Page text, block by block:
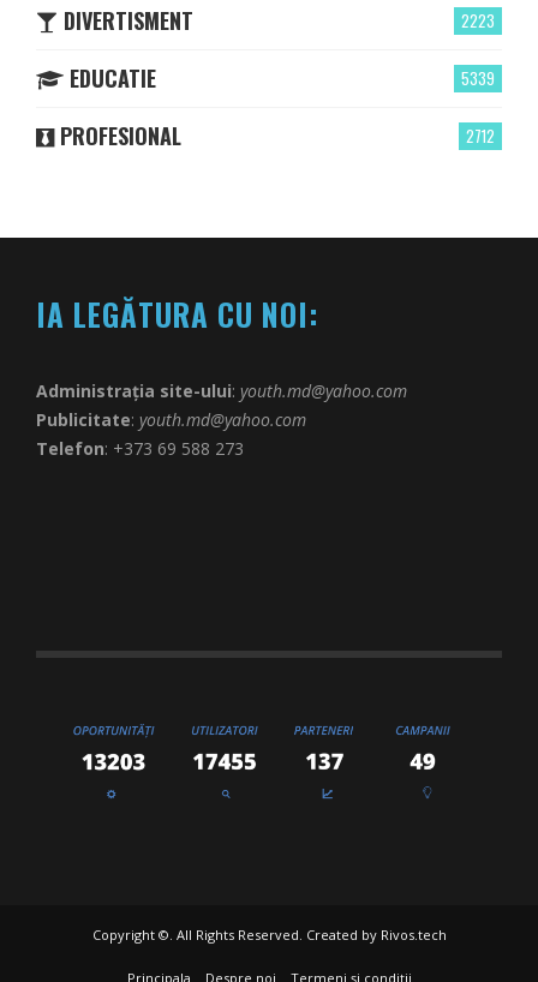
2223
DIVERTISMENT
5339
EDUCATIE
2712
PROFESIONAL
IA LEGĂTURA CU NOI:
Administrația site-ului: youth.md@yahoo.com
Publicitate: youth.md@yahoo.com
Telefon: +373 69 588 273
Copyright ©. All Rights Reserved. Created by Rivos.tech
Principala Despre noi Termeni și condiții